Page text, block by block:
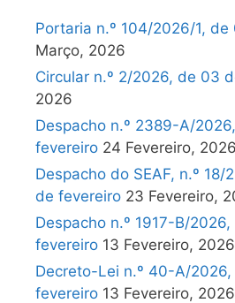
Portaria n.º 104/2026/1,
Março, 2026
Circular n.º 2/2026, de 03
2026
Despacho n.º 2389-A/
fevereiro 24 Fevereiro, 2026
Despacho do SEAF, n.º 18/
de fevereiro 23 Fevereiro,
Despacho n.º 1917-B/
fevereiro 13 Fevereiro, 2026
Decreto-Lei n.º 40-A/2026,
fevereiro 13 Fevereiro, 2026